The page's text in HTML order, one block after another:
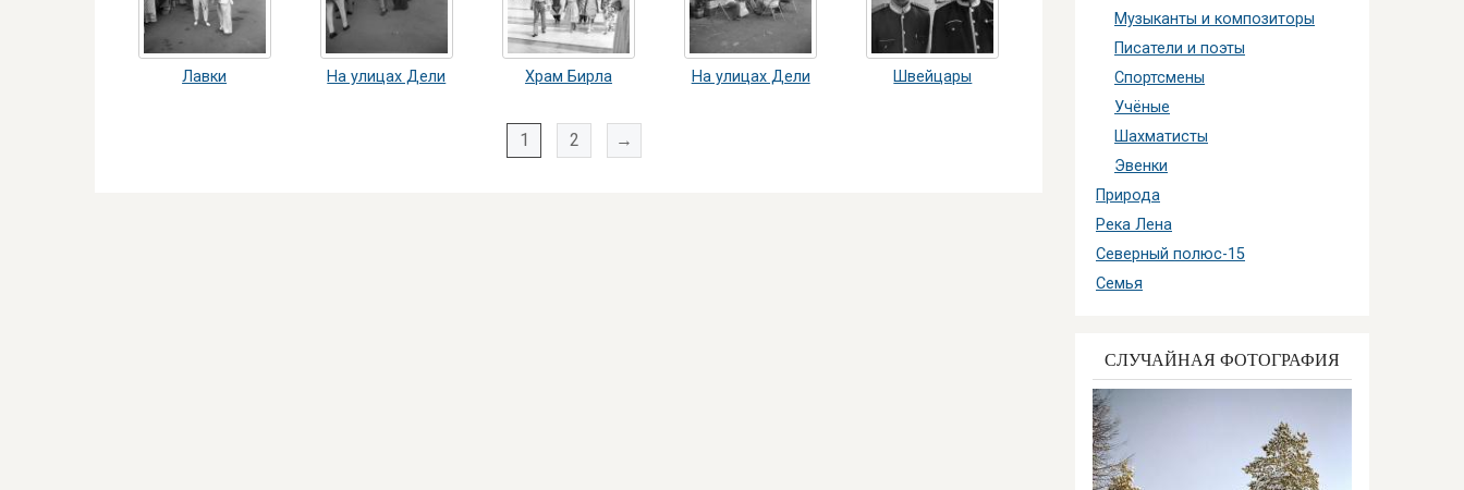
Лавки На улицах Дели Храм Бирла На улицах Дели Швейцары
1 2 →
Музыканты и композиторы
Писатели и поэты
Спортсмены
Учёные
Шахматисты
Эвенки
Природа
Река Лена
Северный полюс-15
Семья
СЛУЧАЙНАЯ ФОТОГРАФИЯ